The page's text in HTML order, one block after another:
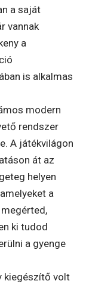
a saját
vannak
a
is alkalmas
modern
rendszer
A játékvilágon
át az
helyen
a
ki tudod
a gyenge
kiegészítő volt